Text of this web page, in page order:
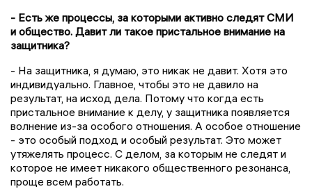
- Есть же процессы, за которыми активно следят СМИ
и общество. Давит ли такое пристальное внимание на
защитника?
- На защитника, я думаю, это никак не давит. Хотя это
индивидуально. Главное, чтобы это не давило на
результат, на исход дела. Потому что когда есть
пристальное внимание к делу, у защитника появляется
волнение из-за особого отношения. А особое отношение
- это особый подход и особый результат. Это может
утяжелять процесс. С делом, за которым не следят и
которое не имеет никакого общественного резонанса,
проще всем работать.